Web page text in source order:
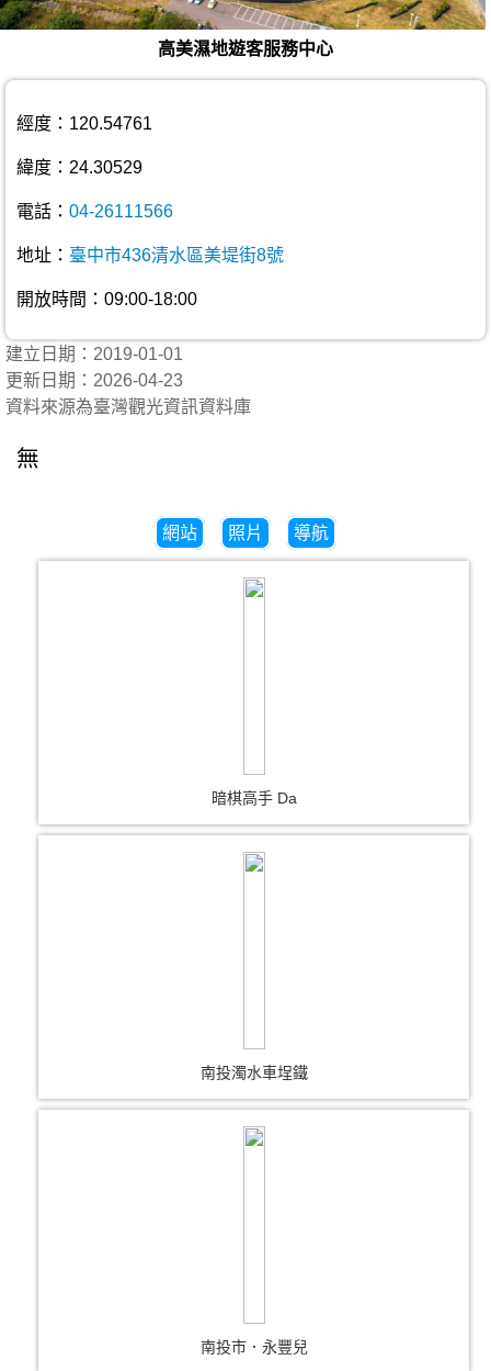
高美濕地遊客服務中心
經度：120.54761
緯度：24.30529
電話： 04-26111566
地址： 臺中市436清水區美堤街8號
開放時間：09:00-18:00
建立日期：2019-01-01
更新日期：2026-04-23
資料來源為臺灣觀光資訊資料庫
無
網站 照片 導航
暗棋高手 Da
南投濁水車埕鐵
南投市．永豐兒